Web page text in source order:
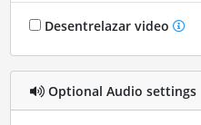
Desentrelazar video
Optional Audio settings